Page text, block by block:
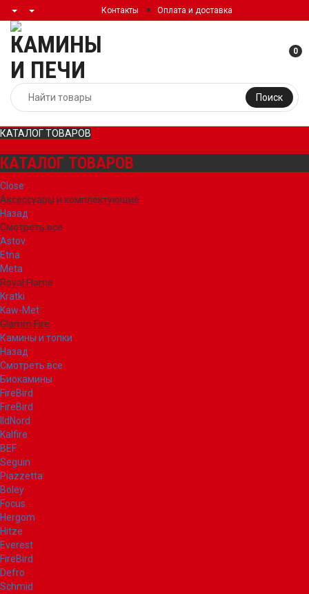
Контакты Оплата и доставка
Поиск
0
КАТАЛОГ ТОВАРОВ
КАТАЛОГ ТОВАРОВ
Close
Аксессуары и комплектующие
Назад
Смотреть все
Astov
Etna
Meta
Royal Flame
Kratki
Kaw-Met
Glamm Fire
Камины и топки
Назад
Смотреть все
Биокамины
FireBird
FireBird
IldNord
Kalfire
BEF
Seguin
Piazzetta
Boley
Focus
Hergom
Hitze
Everest
FireBird
Defro
Schmid